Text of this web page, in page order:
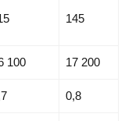
145
100 17 200
0,8